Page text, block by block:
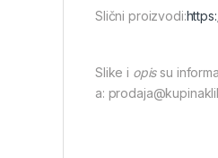
Slični proizvodi:
Slike i opissu
a: